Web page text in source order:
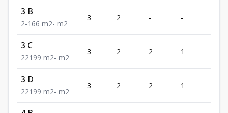
3 B
2-1 66 m2- m2
3 2 - -
3 C
221 99 m2- m2
3 2 2 1
3 D
221 99 m2- m2
3 2 2 1